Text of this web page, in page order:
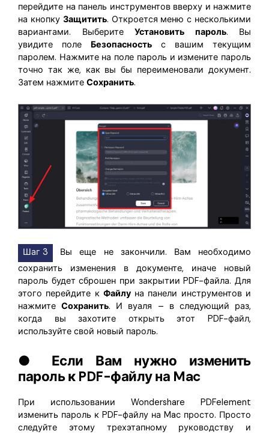
перейдите на панель инструментов вверху и нажмите
на кнопку Защитить. Откроется меню с несколькими
вариантами. Выберите Установить пароль. Вы
увидите поле Безопасность с вашим текущим
паролем. Нажмите на поле пароль и измените пароль
точно так же, как вы бы переименовали документ.
Затем нажмите Сохранить.
Шаг 3
Вы еще не закончили. Вам необходимо
сохранить изменения в документе, иначе новый
пароль будет сброшен при закрытии PDF-файла. Для
этого перейдите к Файлуна панели инструментов и
нажмитеСохранить. И вуаля – в следующий раз,
когда вы захотите открыть этот PDF-файл,
используйте свой новый пароль.
● Если Вам нужно изменить
пароль к PDF-файлу на Mac
При использовании Wondershare PDFelement
изменить пароль к PDF-файлу на Mac просто. Просто
следуйте этому трехэтапному руководству и